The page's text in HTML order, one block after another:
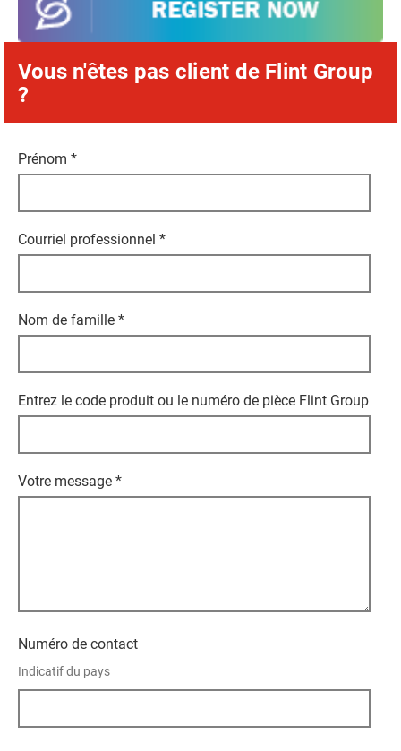
Vous n'êtes pas client de Flint Group
?
Prénom *
Courriel professionnel *
Nom de famille *
Entrez le code produit ou le numéro de pièce Flint Group
Votre message *
Numéro de contact
Indicatif du pays